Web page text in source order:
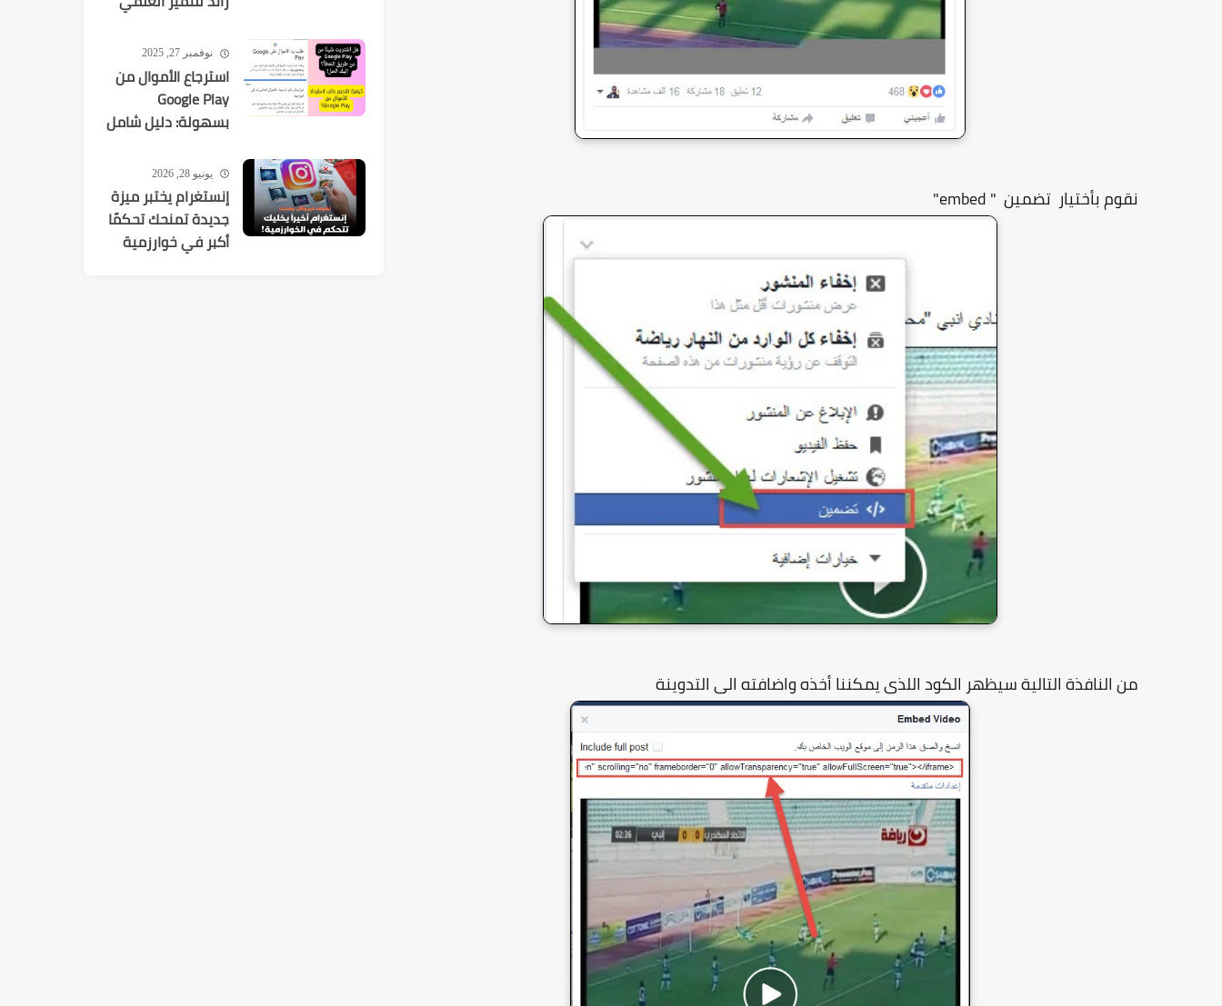
نقوم بأختيار تضمين " embed"
من النافذة التالية سيظهر الكود اللذى يمكننا أخذه واضافته الى التدوينة
نوفمبر 27, 2025
استرجاع الأموال من
Google Play
بسهولة: دليل شامل
يونيو 28, 2026
إنستغرام يختبر ميزة
جديدة تمنحك تحكمًا
أكبر في خوارزمية